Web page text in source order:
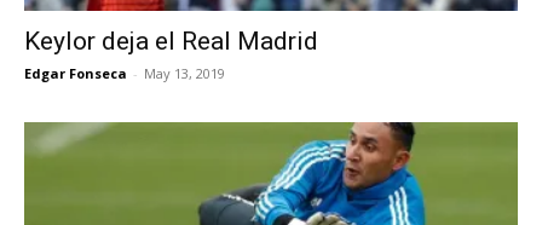
Keylor deja el Real Madrid
Edgar Fonseca - May 13, 2019